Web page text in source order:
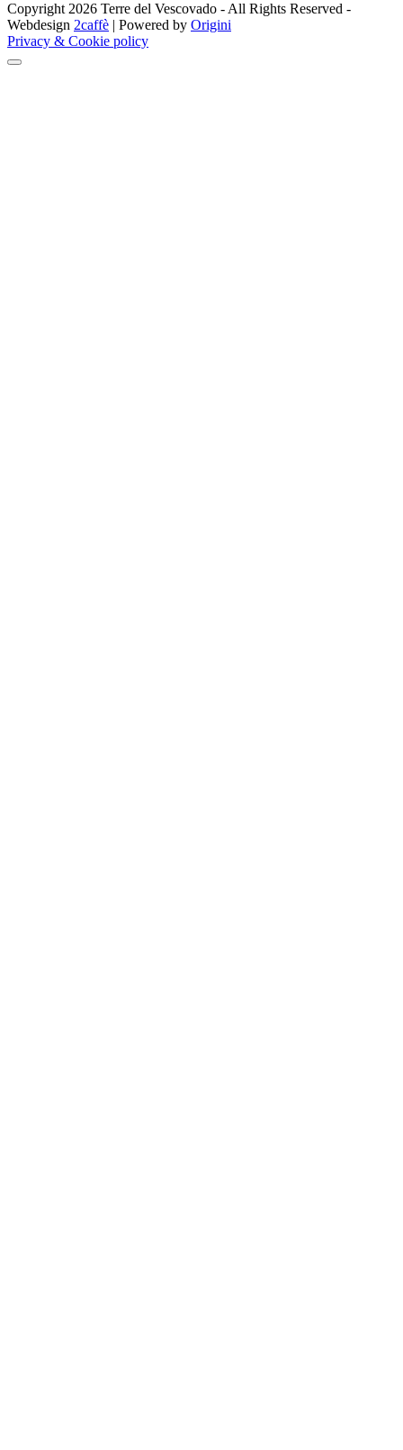
Copyright 2026 Terre del Vescovado - All Rights Reserved -
Webdesign 2caffè | Powered by Origini
Privacy & Cookie policy